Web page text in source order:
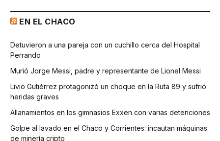
EN EL CHACO
Detuvieron a una pareja con un cuchillo cerca del Hospital
Perrando
Murió Jorge Messi, padre y representante de Lionel Messi
Livio Gutiérrez protagonizó un choque en la Ruta 89 y sufrió
heridas graves
Allanamientos en los gimnasios Exxen con varias detenciones
Golpe al lavado en el Chaco y Corrientes: incautan máquinas
de minería cripto